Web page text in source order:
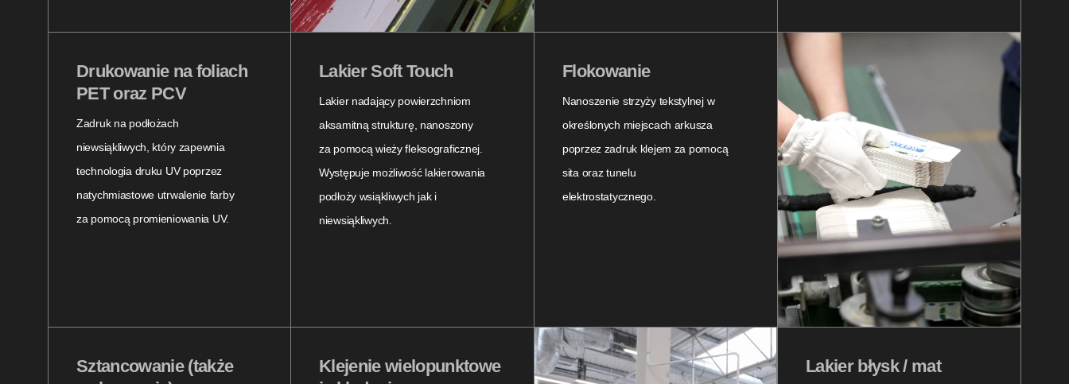
Drukowanie na foliach
PET oraz PCV
Zadruk na podłożach
niewsiąkliwych, który zapewnia
technologia druku UV poprzez
natychmiastowe utrwalenie farby
za pomocą promieniowania UV.
Lakier Soft Touch
Lakier nadający powierzchniom
aksamitną strukturę, nanoszony
za pomocą wieży fleksograficznej.
Występuje możliwość lakierowania
podłoży wsiąkliwych jak i
niewsiąkliwych.
Flokowanie
Nanoszenie strzyży tekstylnej w
określonych miejscach arkusza
poprzez zadruk klejem za pomocą
sita oraz tunelu
elektrostatycznego.
Sztancowanie (także
Klejenie wielopunktowe
Lakier błysk / mat